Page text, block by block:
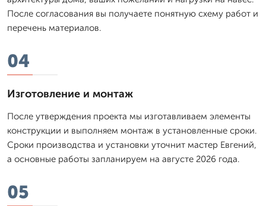
После согласования вы получаете понятную схему работ и
перечень материалов.
04
Изготовление и монтаж
После утверждения проекта мы изготавливаем элементы
конструкции и выполняем монтаж в установленные сроки.
Сроки производства и установки уточнит мастер Евгений,
а основные работы запланируем на августе 2026 года.
05